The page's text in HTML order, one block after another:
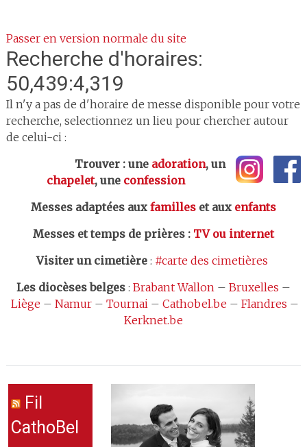
Passer en version normale du site
Recherche d'horaires:
50,439:4,319
Il n'y a pas de d'horaire de messe disponible pour votre
recherche, selectionnez un lieu pour chercher autour
de celui-ci :
Trouver : une adoration, un
chapelet, une confession
Messes adaptées aux familleset aux enfants
Messes et temps de prières: TV ou internet
Visiter un cimetière: #carte des cimetières
Les diocèses belges: Brabant Wallon– Bruxelles –
Liège – Namur– Tournai– Cathobel.be – Flandres –
Kerknet.be
Fil
CathoBel